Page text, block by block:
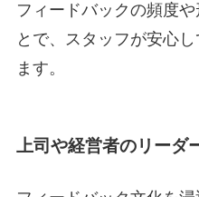
フィードバックの頻度
とで、スタッフが安心
ます。
上司や経営者のリーダ